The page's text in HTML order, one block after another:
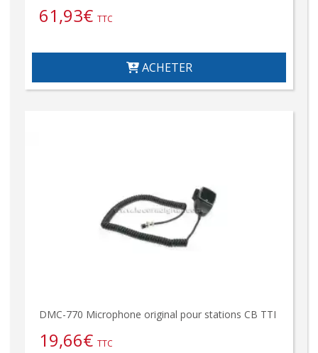
61,93€ TTC
ACHETER
DMC-770 Microphone original pour stations CB TTI
19,66€ TTC